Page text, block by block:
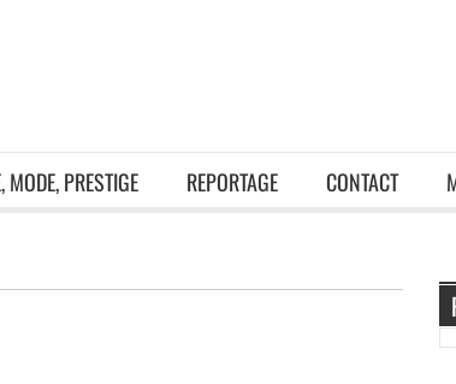
MODE, PRESTIGE REPORTAGE CONTACT